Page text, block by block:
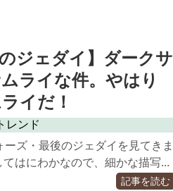
ジェダイ】ダークサ
ライな件。やはり
イだ！
トレンド
ズ・最後のジェダイを見てきま
はにわかなので、細かな描写...
記事を読む